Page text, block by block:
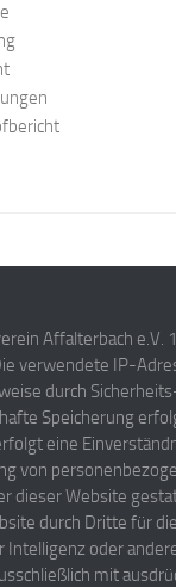
Affalterbach e.V.
verwendete IP-
durch
Speicherung
eine
von
dieser Website
durch Dritte für
Intelligenz oder
mit